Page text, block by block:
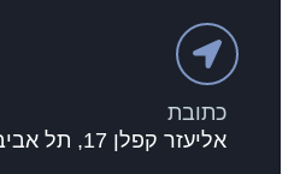
כתובת
אליעזר קפלן 17, תל אביב יפו